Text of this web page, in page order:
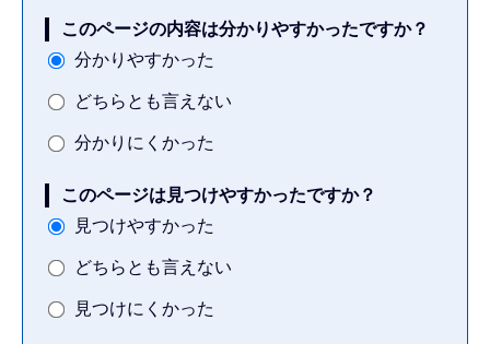
このページの内容は分かりやすかったですか？
分かりやすかった
どちらとも言えない
分かりにくかった
このページは見つけやすかったですか？
見つけやすかった
どちらとも言えない
見つけにくかった